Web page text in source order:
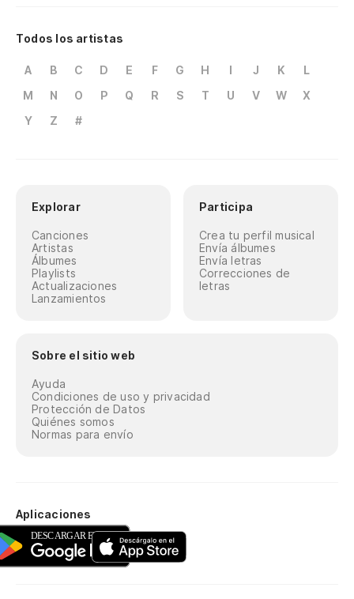
Todos los artistas
A B C D E F G H I J K
L
M
N O P Q R S T U V W
X
Y
Z #
Explorar
Canciones
Artistas
Álbumes
Playlists
Actualizaciones
Lanzamientos
Participa
Crea tu perfil musical
Envía álbumes
Envía letras
Correcciones de
letras
Sobre el sitio web
Ayuda
Condiciones de uso y privacidad
Protección de Datos
Quiénes somos
Normas para envío
Aplicaciones